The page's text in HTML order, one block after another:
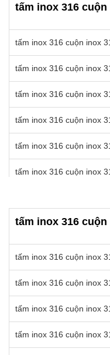
tấm inox 316 cuộn inox
tấm inox 316 cuộn inox
tấm inox 316 cuộn inox
tấm inox 316 cuộn inox
tấm inox 316 cuộn inox
tấm inox 316 cuộn inox
tấm inox 316 cuộn
tấm inox 316 cuộn inox
tấm inox 316 cuộn inox
tấm inox 316 cuộn inox
tấm inox 316 cuộn inox
tấm inox 316 cuộn inox
tấm inox 316 cuộn inox
tấm inox 316 cuộn inox
tấm inox 316 cuộn
tấm inox 316 cuộn inox
tấm inox 316 cuộn inox
tấm inox 316 cuộn inox
tấm inox 316 cuộn inox